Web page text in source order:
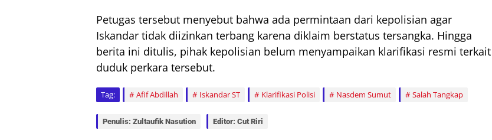
Petugas tersebut menyebut bahwa ada permintaan dari kepolisian agar
Iskandar tidak diizinkan terbang karena diklaim berstatus tersangka. Hingga
berita ini ditulis, pihak kepolisian belum menyampaikan klarifikasi resmi terkait
duduk perkara tersebut.
Tag: Afif Abdillah Iskandar ST Klarifikasi Polisi Nasdem Sumut Salah Tangkap
Penulis: Zultaufik Nasution Editor: Cut Riri